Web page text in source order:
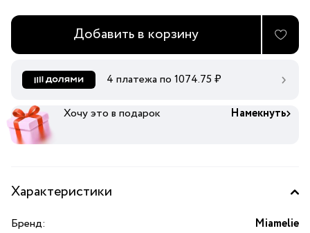
Добавить в корзину
4 платежа по 1074.75 ₽
Хочу это в подарок Намекнуть
Характеристики
Бренд:
Miamelie